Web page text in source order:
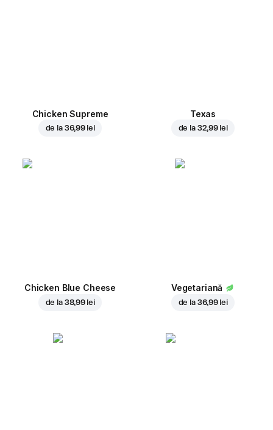
Chicken Supreme
de la 36,99 lei
Texas
de la 32,99 lei
Chicken Blue Cheese
de la 38,99 lei
Vegetariană
de la 36,99 lei